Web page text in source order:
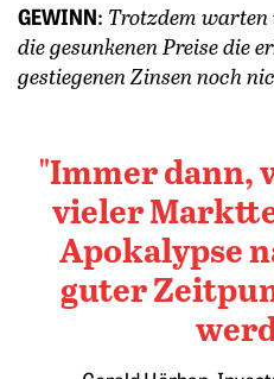
GEWINN: Trotzdem warten
die gesunkenen Preise die
gestiegenen Zinsen noch
Immer dann,
vieler
Apokalypse
guter